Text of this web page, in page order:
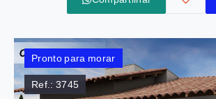
Pronto para morar
Ref.:3745